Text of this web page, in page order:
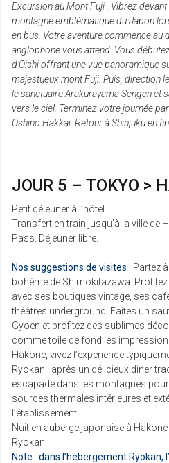
Excursion au Mont Fuji . Vibrez
montagne emblématique du Japon
en bus. Votre aventure commence au
anglophone vous attend. Vous
d’Oishi offrant une vue panoramique
majestueux mont Fuji. Puis, direction
le sanctuaire Arakurayama Sengen et
vers le ciel. Terminez votre journée
Oshino Hakkai. Retour à Shinjuku en
JOUR 5 – TOKYO >
Petit déjeuner à l’hôtel.
Transfert en train jusqu’à la ville de
Pass. Déjeuner libre.
Nos suggestions de visites : Partez
bohème de Shimokitazawa.
avec ses boutiques vintage, ses
théâtres underground. Faites un
Gyoen et profitez des sublimes
comme toile de fond les
Hakone, vivez l’expérience
Ryokan : après un délicieux diner
escapade dans les montagnes
sources thermales intérieures et
l’établissement.
Nuit en auberge japonaise à
Ryokan.
Note : dans l’hébergement